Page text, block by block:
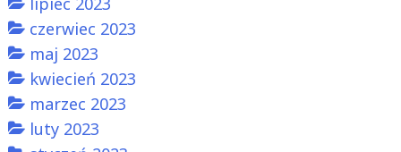
czerwiec 2023
maj 2023
kwiecień 2023
marzec 2023
luty 2023